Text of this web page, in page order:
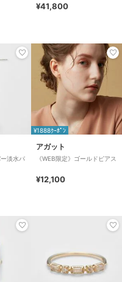
¥41,800
ー淡水パ
¥1888ｸｰﾎﾟﾝ
アガット
《WEB限定》ゴールドピアス
¥12,100